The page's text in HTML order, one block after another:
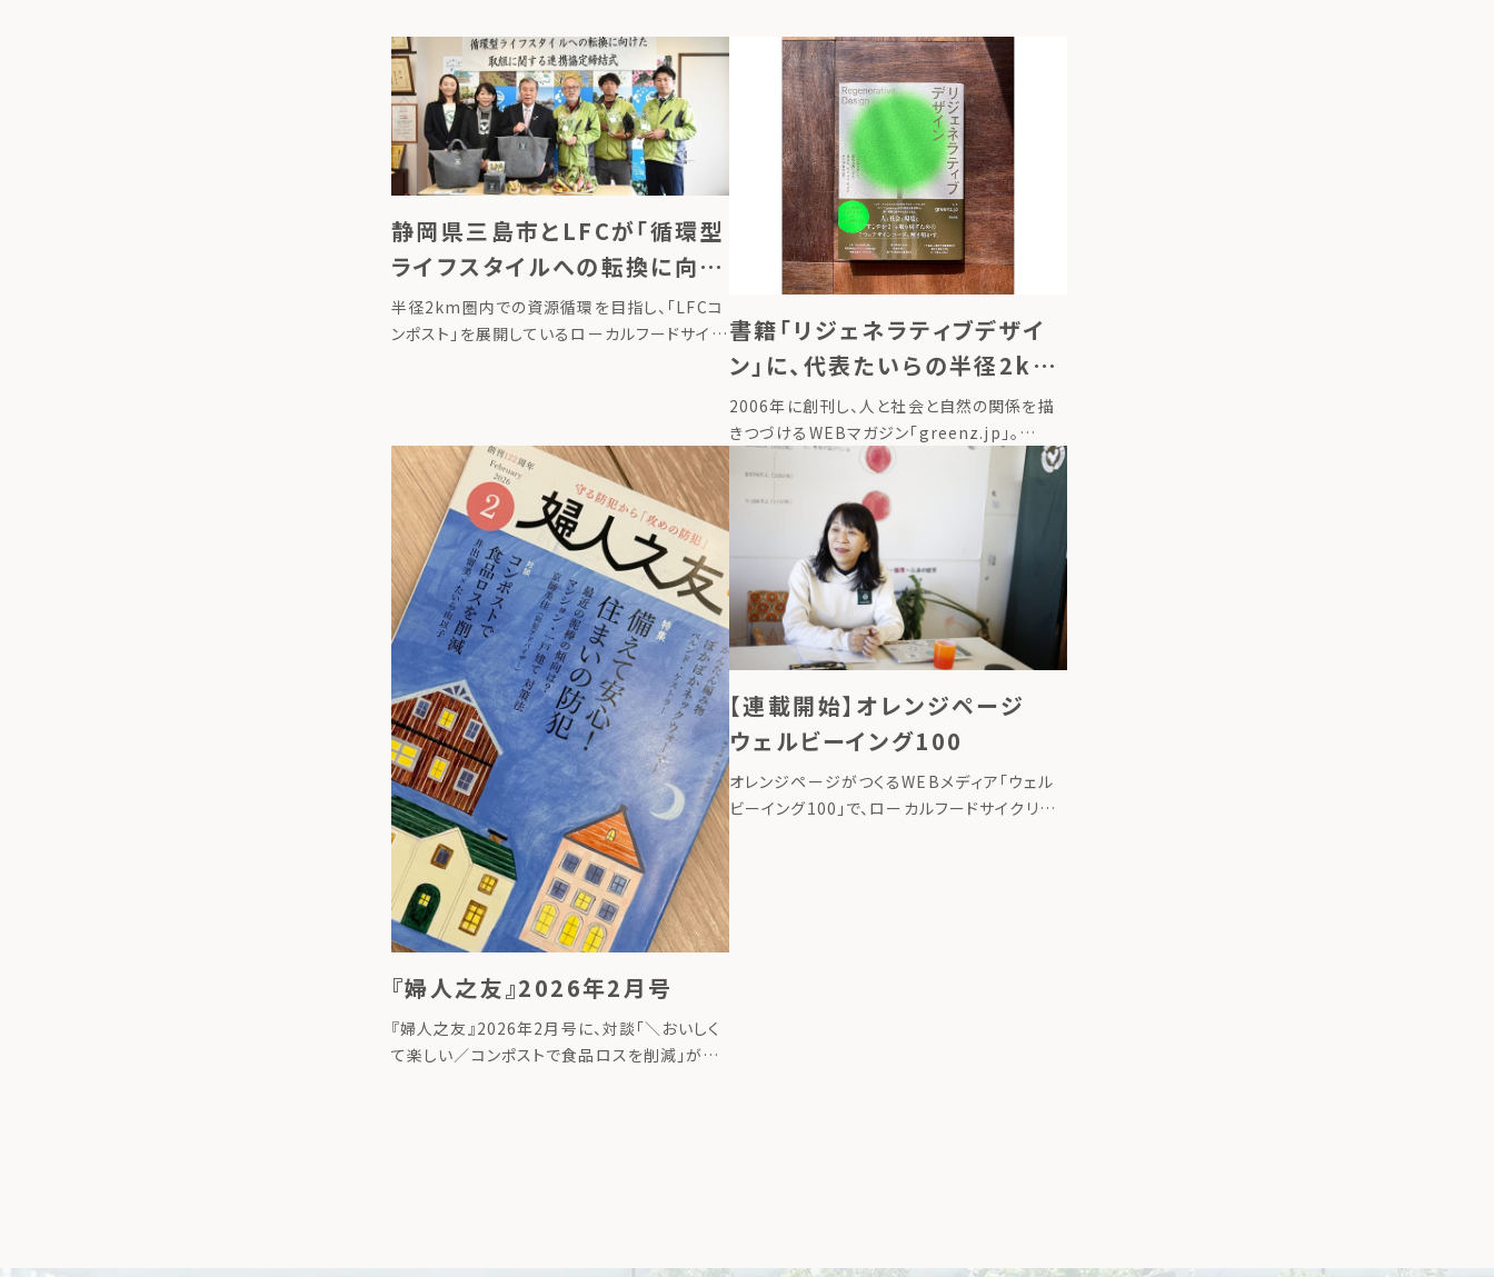
静岡県三島市とLFCが「循環型
ライフスタイルへの転換に向け
た取組に関する連携協定」を締
結
半径2km圏内での資源循環を目指し、「LFCコ
ンポスト」を展開しているローカルフードサイク
[…]
書籍「リジェネラティブデザイ
ン」に、代表たいらの半径2km
圏内での栄養循環のストーリー
が掲載されました。
2006年に創刊し、人と社会と自然の関係を描
きつづけるWEBマガジン「greenz.jp」。
greenzが『自然環境の再生と同時に、社会と
私たち自身もすこやかさを取り戻す仕組みをつ
くること』を「リジェネラティブデザイン […]
『婦人之友』2026年2月号
『婦人之友』2026年2月号に、対談「＼おいしく
て楽しい／コンポストで食品ロスを削減」が掲
【連載開始】オレンジページ
ウェルビーイング100
オレンジページがつくるWEBメディア「ウェル
ビーイング100」で、ローカルフードサイクリン